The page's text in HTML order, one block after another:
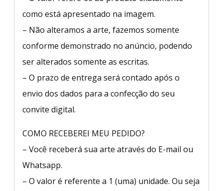
como está apresentado na imagem.
– Não alteramos a arte, fazemos somente
conforme demonstrado no anúncio, podendo
ser alterados somente as escritas.
– O prazo de entrega será contado após o
envio dos dados para a confecção do seu
convite digital.
COMO RECEBEREI MEU PEDIDO?
– Você receberá sua arte através do E-mail ou
Whatsapp.
– O valor é referente a 1 (uma) unidade. Ou seja